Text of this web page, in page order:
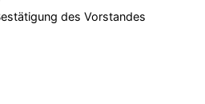
des Vorstandes